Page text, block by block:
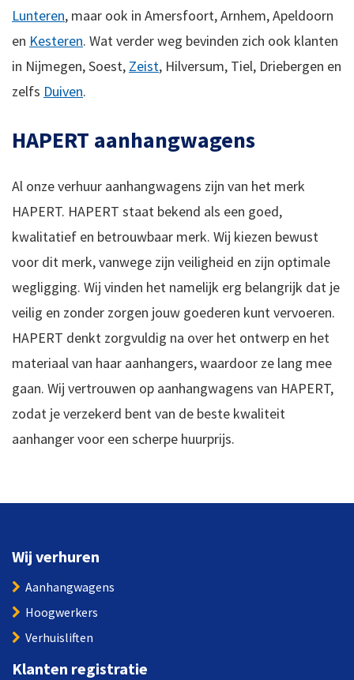
Lunteren, maar ook in Amersfoort, Arnhem, Apeldoorn
en Kesteren. Wat verder weg bevinden zich ook klanten
in Nijmegen, Soest, Zeist, Hilversum, Tiel, Driebergen en
zelfs Duiven.
HAPERT aanhangwagens
Al onze verhuur aanhangwagens zijn van het merk
HAPERT. HAPERT staat bekend als een goed,
kwalitatief en betrouwbaar merk. Wij kiezen bewust
voor dit merk, vanwege zijn veiligheid en zijn optimale
wegligging. Wij vinden het namelijk erg belangrijk dat je
veilig en zonder zorgen jouw goederen kunt vervoeren.
HAPERT denkt zorgvuldig na over het ontwerp en het
materiaal van haar aanhangers, waardoor ze lang mee
gaan. Wij vertrouwen op aanhangwagens van HAPERT,
zodat je verzekerd bent van de beste kwaliteit
aanhanger voor een scherpe huurprijs.
Wij verhuren
Aanhangwagens
Hoogwerkers
Verhuisliften
Klanten registratie